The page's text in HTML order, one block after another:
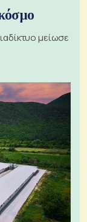
μείωσε